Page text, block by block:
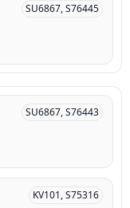
SU6867, S76445
SU6867, S76443
KV101, S75316